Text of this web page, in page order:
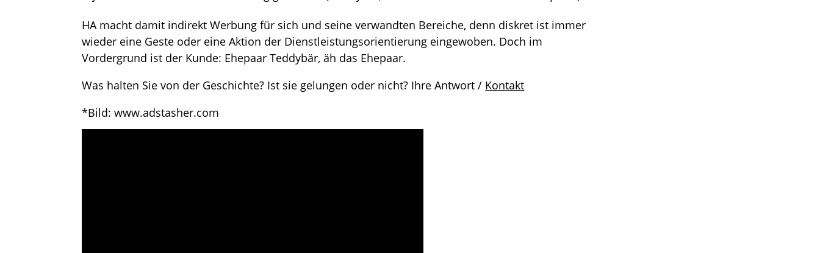
HA macht damit indirekt Werbung für sich und seine verwandten Bereiche, denn diskret ist immer
wieder eine Geste oder eine Aktion der Dienstleistungsorientierung eingewoben. Doch im
Vordergrund ist der Kunde: Ehepaar Teddybär, äh das Ehepaar.
Was halten Sie von der Geschichte? Ist sie gelungen oder nicht? IhreAntwort / Kontakt
*Bild:www.adstasher.com